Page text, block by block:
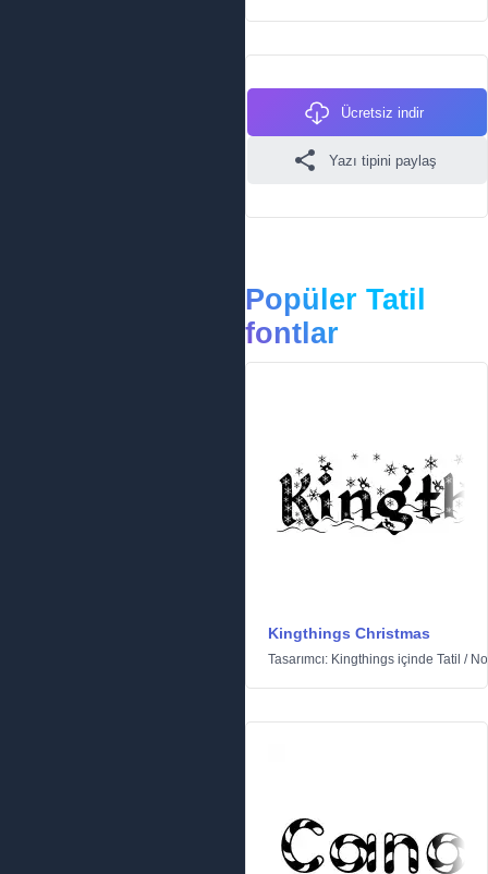
Ücretsiz indir
Yazı tipini paylaş
Popüler Tatil
fontlar
Kingthings Christmas
Tasarımcı: Kingthings içinde Tatil /